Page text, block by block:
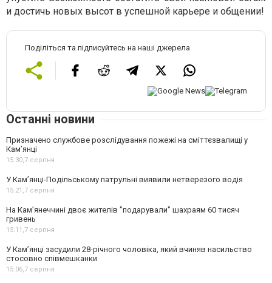
и достичь новых высот в успешной карьере и общении!
Поділіться та підписуйтесь на наші джерела
Останні новини
Призначено службове розслідування пожежі на сміттєзвалищі у
Кам’янці
15:30,7 серпня
У Кам’янці-Подільському патрульні виявили нетверезого водія
15:21,7 серпня
На Камʼянеччині двоє жителів "подарували" шахраям 60 тисяч
гривень
15:11,7 серпня
У Камʼянці засудили 28-річного чоловіка, який вчиняв насильство
стосовно співмешканки
15:06,7 серпня